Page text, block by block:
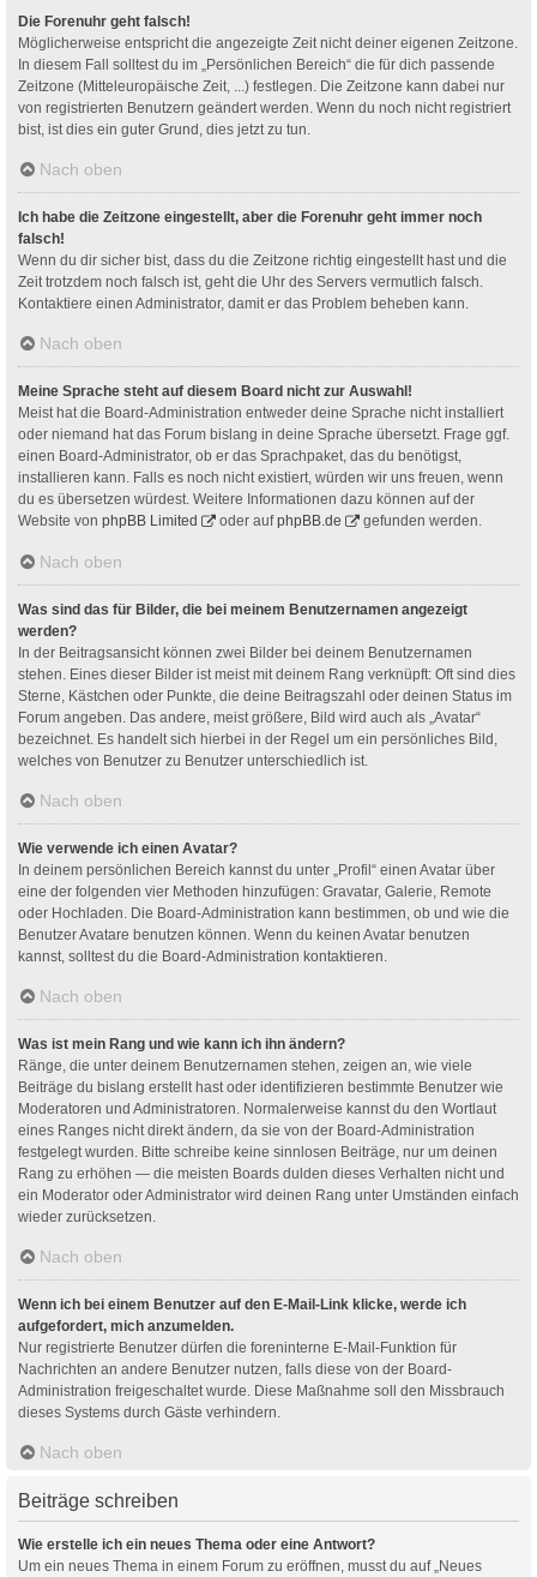
Die Forenuhr geht falsch!
Möglicherweise entspricht die angezeigte Zeit nicht deiner eigenen Zeitzone.
In diesem Fall solltest du im „Persönlichen Bereich“ die für dich passende
Zeitzone (Mitteleuropäische Zeit, ...) festlegen. Die Zeitzone kann dabei nur
von registrierten Benutzern geändert werden. Wenn du noch nicht registriert
bist, ist dies ein guter Grund, dies jetzt zu tun.
Nach oben
Ich habe die Zeitzone eingestellt, aber die Forenuhr geht immer noch
falsch!
Wenn du dir sicher bist, dass du die Zeitzone richtig eingestellt hast und die
Zeit trotzdem noch falsch ist, geht die Uhr des Servers vermutlich falsch.
Kontaktiere einen Administrator, damit er das Problem beheben kann.
Nach oben
Meine Sprache steht auf diesem Board nicht zur Auswahl!
Meist hat die Board-Administration entweder deine Sprache nicht installiert
oder niemand hat das Forum bislang in deine Sprache übersetzt. Frage ggf.
einen Board-Administrator, ob er das Sprachpaket, das du benötigst,
installieren kann. Falls es noch nicht existiert, würden wir uns freuen, wenn
du es übersetzen würdest. Weitere Informationen dazu können auf der
Website von phpBB Limited oder aufphpBB.de gefunden werden.
Nach oben
Was sind das für Bilder, die bei meinem Benutzernamen angezeigt
werden?
In der Beitragsansicht können zwei Bilder bei deinem Benutzernamen
stehen. Eines dieser Bilder ist meist mit deinem Rang verknüpft: Oft sind dies
Sterne, Kästchen oder Punkte, die deine Beitragszahl oder deinen Status im
Forum angeben. Das andere, meist größere, Bild wird auch als „Avatar“
bezeichnet. Es handelt sich hierbei in der Regel um ein persönliches Bild,
welches von Benutzer zu Benutzer unterschiedlich ist.
Nach oben
Wie verwende ich einen Avatar?
In deinem persönlichen Bereich kannst du unter „Profil“ einen Avatar über
eine der folgenden vier Methoden hinzufügen: Gravatar, Galerie, Remote
oder Hochladen. Die Board-Administration kann bestimmen, ob und wie die
Benutzer Avatare benutzen können. Wenn du keinen Avatar benutzen
kannst, solltest du die Board-Administration kontaktieren.
Nach oben
Was ist mein Rang und wie kann ich ihn ändern?
Ränge, die unter deinem Benutzernamen stehen, zeigen an, wie viele
Beiträge du bislang erstellt hast oder identifizieren bestimmte Benutzer wie
Moderatoren und Administratoren. Normalerweise kannst du den Wortlaut
eines Ranges nicht direkt ändern, da sie von der Board-Administration
festgelegt wurden. Bitte schreibe keine sinnlosen Beiträge, nur um deinen
Rang zu erhöhen — die meisten Boards dulden dieses Verhalten nicht und
ein Moderator oder Administrator wird deinen Rang unter Umständen einfach
wieder zurücksetzen.
Nach oben
Wenn ich bei einem Benutzer auf den E-Mail-Link klicke, werde ich
aufgefordert, mich anzumelden.
Nur registrierte Benutzer dürfen die foreninterne E-Mail-Funktion für
Nachrichten an andere Benutzer nutzen, falls diese von der Board-
Administration freigeschaltet wurde. Diese Maßnahme soll den Missbrauch
dieses Systems durch Gäste verhindern.
Nach oben
Beiträge schreiben
Wie erstelle ich ein neues Thema oder eine Antwort?
Um ein neues Thema in einem Forum zu eröffnen, musst du auf „Neues